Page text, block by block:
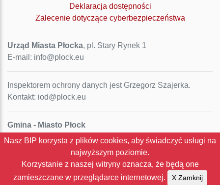
Deklaracja dostępności
Zalecenie dotyczące cyberbezpieczeństwa
Urząd Miasta Płocka, pl. Stary Rynek 1
E-mail: info@plock.eu
Inspektorem ochrony danych jest Grzegorz Szajerka.
Kontakt: iod@plock.eu
Gmina - Miasto Płock
Pl. Stary Rynek 1
NIP: 774-31-35-712
Nasz BIP korzysta z plików cookies, aby świadczyć usługi na
najwyższym poziomie.
Korzystanie z naszej witryny oznacza, że będą one
zamieszczane w przeglądarce internetowej.
X Zamknij